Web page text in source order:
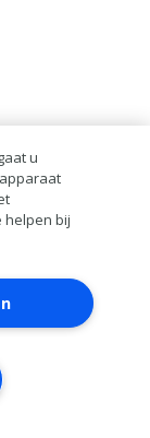
u
helpen bij